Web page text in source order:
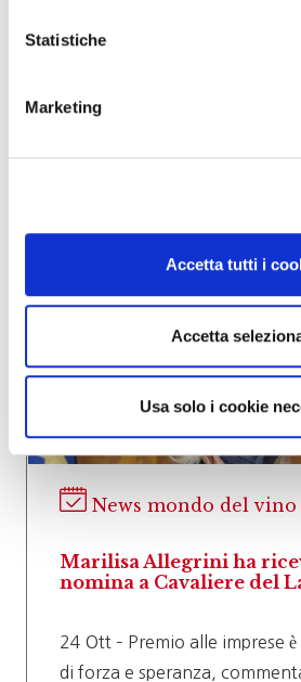
Statistiche
Marketing
Accetta tutti i
Accetta
Usa solo i cookie
progetto culturale promosso
scorsa primavera a causa del
News mondo del vino
Marilisa Allegrini ha
nomina a Cavaliere del
24 Ott – Premio alle imprese
di forza e speranza,